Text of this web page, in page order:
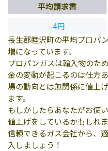
平均請求書
-4円
長生郡睦沢町の平均プロパ
増になっています。
プロパンガスは輸入物のた
金の変動が起こるのは仕方
場の動向とは無関係に値上
ます。
もしかしたらあなたがお使
値上げをしているかもしれま
信頼できるガス会社から、
入しましょう！